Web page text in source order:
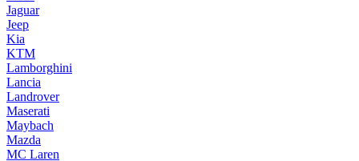
Jaguar
Jeep
Kia
KTM
Lamborghini
Lancia
Landrover
Maserati
Maybach
Mazda
MC Laren